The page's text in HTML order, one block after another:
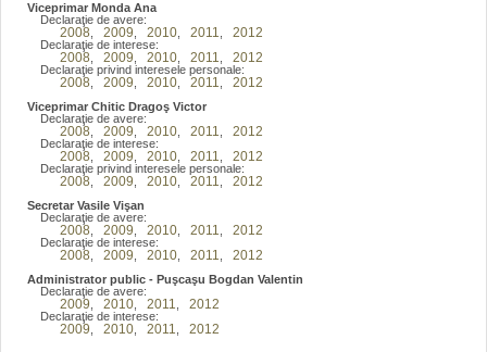
Viceprimar Monda Ana
Declaraţie de avere:
2008 2009 2010 2011 2012
Declaraţie de interese:
2008 2009 2010 2011 2012
Declaraţie privind interesele personale:
2008 2009 2010 2011 2012
Viceprimar Chitic Dragoş Victor
Declaraţie de avere:
2008 2009 2010 2011 2012
Declaraţie de interese:
2008 2009 2010 2011 2012
Declaraţie privind interesele personale:
2008 2009 2010 2011 2012
Secretar Vasile Vişan
Declaraţie de avere:
2008 2009 2010 2011 2012
Declaraţie de interese:
2008 2009 2010 2011 2012
Administrator public - Puşcaşu Bogdan Valentin
Declaraţie de avere:
2009 2010 2011 2012
Declaraţie de interese:
2009 2010 2011 2012